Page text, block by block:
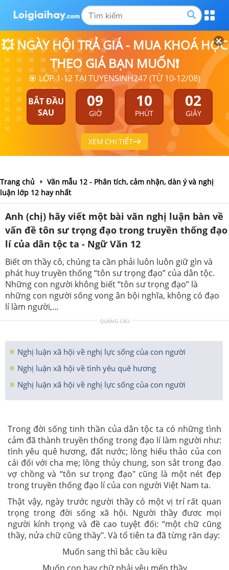
💥 NGÀY HỘI TRẢ GIÁ - MUA KHOÁ HỌC
THEO GIÁ BẠN MUỐN❗
🎯 LỚP 1-12 TẠI TUYENSINH247 (TỪ 10-12/08)
BẮT ĐẦU
SAU
09
GIỜ
10
PHÚT
02
GIÂY
XEM CHI TIẾT
Trang chủ
Văn mẫu 12 - Phân tích, cảm nhận, dàn ý và nghị
luận lớp 12 hay nhất
Anh (chị) hãy viết một bài văn nghị luận bàn về
vấn đề tôn sư trọng đạo trong truyền thống đạo
lí của dân tộc ta - Ngữ Văn 12
Biết ơn thầy cô, chúng ta cần phải luôn luôn giữ gìn và
phát huy truyền thống “tôn sư trọng đạo” của dân tộc.
Những con người không biết “tôn sư trọng đạo” là
những con người sống vong ân bội nghĩa, không có đạo
lí làm người,...
QUẢNG CÁO
Nghị luận xã hội về nghị lực sống của con người
Nghị luận xã hội về tình yêu quê hương
Nghị luận xã hội về nghị lực sống của con người
Trong đời sống tinh thần của dân tộc ta có những tình
cảm đã thành truyền thống trong đạo lí làm người như:
tình yêu quê hương, đất nước; lòng hiếu thảo của con
cái đối với cha mẹ; lòng thủy chung, son sắt trong đạo
vợ chồng và “tôn sư trọng đạo"cũng là một nét đẹp
trong truyền thống đạo lí của con người Việt Nam ta.
Thật vậy, ngày trước người thầy có một vị trí rất quan
trọng trong đời sống xã hội. Người thầy đươc mọi
người kính trọng và đề cao tuyệt đối: “một chữ cũng
thầy, nửa chữ cũng thầy". Và tổ tiên ta đã từng răn dạy:
Muốn sang thì bắc cầu kiều